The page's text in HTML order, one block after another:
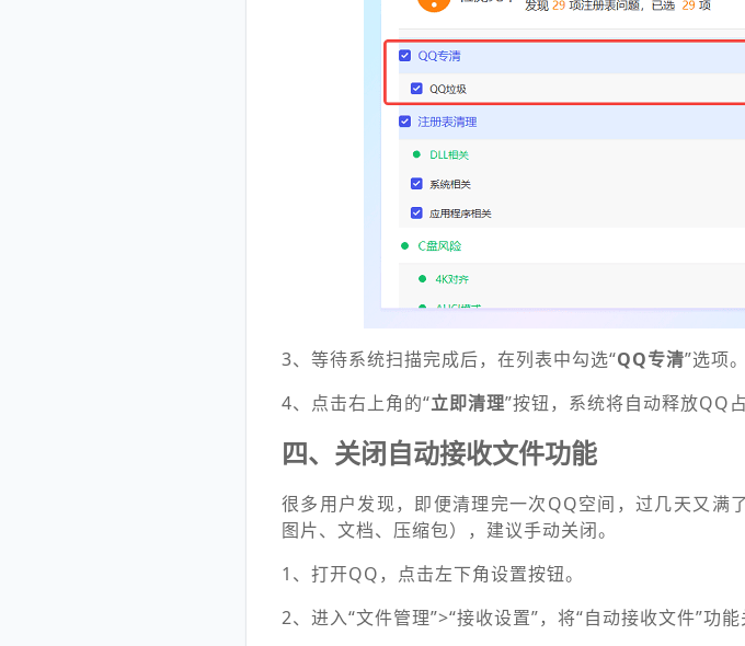
3、等待系统扫描完成后，在列表中勾选“QQ专清”选项。
4、点击右上角的“立即清理”按钮，系统将自动释放QQ
四、关闭自动接收文件功能
很多用户发现，即便清理完一次QQ空间，过几天又满
图片、文档、压缩包），建议手动关闭。
1、打开QQ，点击左下角设置按钮。
2、进入“文件管理”>“接收设置”，将“自动接收文件”功能